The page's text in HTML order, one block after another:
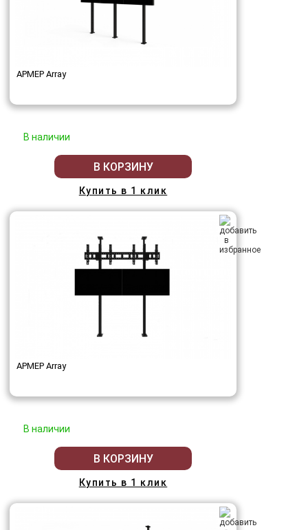
АРМЕР Array
В наличии
В КОРЗИНУ
Купить в 1 клик
АРМЕР Array
В наличии
В КОРЗИНУ
Купить в 1 клик